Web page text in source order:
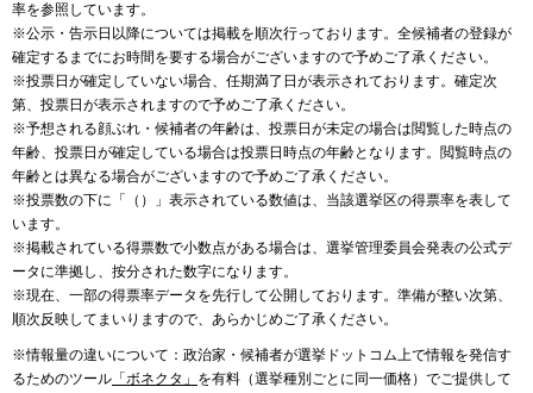
率を参照しています。
※公示・告示日以降については掲載を順次行っております。全候補者の登録が
確定するまでにお時間を要する場合がございますので予めご了承ください。
※投票日が確定していない場合、任期満了日が表示されております。確定次
第、投票日が表示されますので予めご了承ください。
※予想される顔ぶれ・候補者の年齢は、投票日が未定の場合は閲覧した時点の
年齢、投票日が確定している場合は投票日時点の年齢となります。閲覧時点の
年齢とは異なる場合がございますので予めご了承ください。
※投票数の下に「（）」表示されている数値は、当該選挙区の得票率を表して
います。
※掲載されている得票数で小数点がある場合は、選挙管理委員会発表の公式デ
ータに準拠し、按分された数字になります。
※現在、一部の得票率データを先行して公開しております。準備が整い次第、
順次反映してまいりますので、あらかじめご了承ください。
※情報量の違いについて：政治家・候補者が選挙ドットコム上で情報を発信す
るためのツール 「ボネクタ」 を有料（選挙種別ごとに同一価格）でご提供して